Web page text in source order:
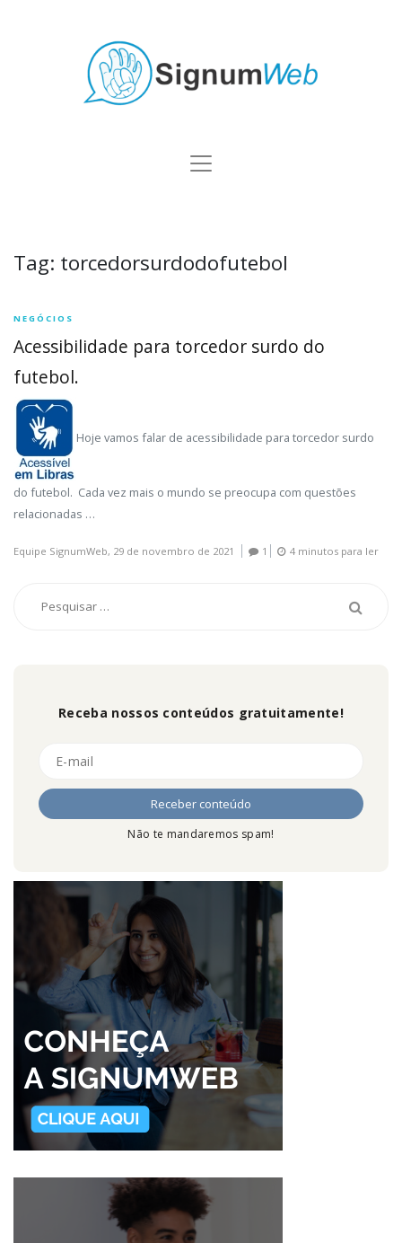
Tag: torcedorsurdodofutebol
NEGÓCIOS
Acessibilidade para torcedor surdo do
futebol.
Hoje vamos falar de acessibilidade para torcedor surdo
do futebol. Cada vez mais o mundo se preocupa com questões
relacionadas …
Equipe SignumWeb, 29 de novembro de 2021 1 4 minutos para ler
Receba nossos conteúdos gratuitamente!
Não te mandaremos spam!